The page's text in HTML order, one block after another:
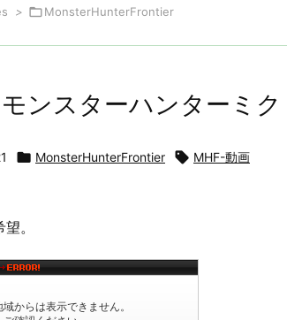
> MonsterHunterFrontier
ンスターハンターミク
 MonsterHunterFrontier  MHF-動画
。